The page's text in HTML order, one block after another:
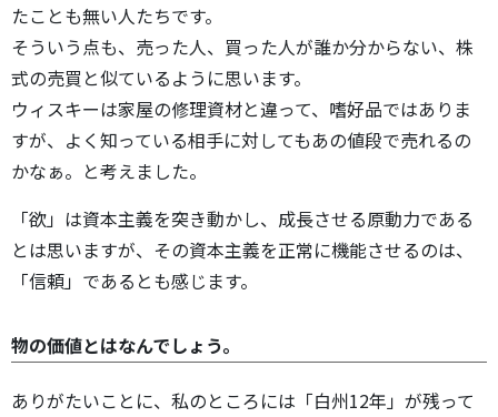
たことも無い人たちです。
そういう点も、売った人、買った人が誰か分からない、株
式の売買と似ているように思います。
ウィスキーは家屋の修理資材と違って、嗜好品ではありま
すが、よく知っている相手に対してもあの値段で売れるの
かなぁ。と考えました。
「欲」は資本主義を突き動かし、成長させる原動力である
とは思いますが、その資本主義を正常に機能させるのは、
「信頼」であるとも感じます。
物の価値とはなんでしょう。
ありがたいことに、私のところには「白州12年」が残って